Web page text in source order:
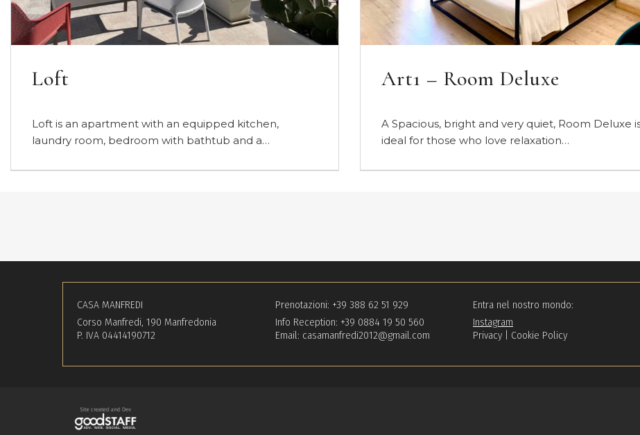
Art1 – Room Deluxe
A Spacious, bright and very quiet, Room Deluxe is
ideal for those who love relaxation…
Duomo Rooms 3
Duomo rooms is an apartment with a view of the
majestic and historic San Lorenzo…
CASA MANFREDI
Corso Manfredi, 190 Manfredonia
P. IVA 04414190712
Prenotazioni: +39 388 62 51 929
Info Reception: +39 0884 19 50 560
Email: casamanfredi2012@gmail.com
Entra nel nostro mondo:
Instagram
Privacy
Cookie Policy